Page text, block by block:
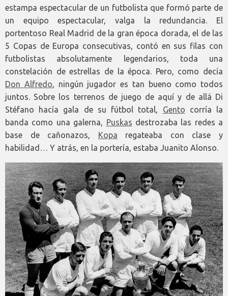
estampa espectacular de un futbolista que formó parte de
un equipo espectacular, valga la redundancia. El
portentoso Real Madrid de la gran época dorada, el de las
5 Copas de Europa consecutivas, contó en sus filas con
futbolistas absolutamente legendarios, toda una
constelación de estrellas de la época. Pero, como decía
Don Alfredo, ningún jugador es tan bueno como todos
juntos. Sobre los terrenos de juego de aquí y de allá Di
Stéfano hacía gala de su fútbol total, Gento corría la
banda como una galerna, Puskas destrozaba las redes a
base de cañonazos, Kopa regateaba con clase y
habilidad… Y atrás, en la portería, estaba Juanito Alonso.